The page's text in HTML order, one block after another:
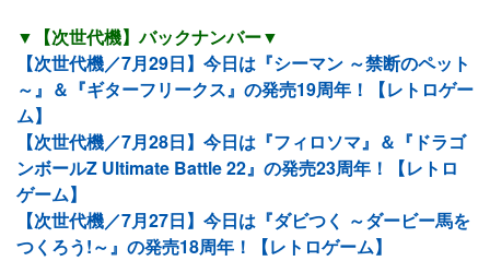
▼【次世代機】バックナンバー▼
【次世代機／7月29日】今日は『シーマン ～禁断のペット
～』＆『ギターフリークス』の発売19周年！【レトロゲー
ム】
【次世代機／7月28日】今日は『フィロソマ』＆『ドラゴ
ンボールZ Ultimate Battle 22』の発売23周年！【レトロ
ゲーム】
【次世代機／7月27日】今日は『ダビつく ～ダービー馬を
つくろう!～』の発売18周年！【レトロゲーム】